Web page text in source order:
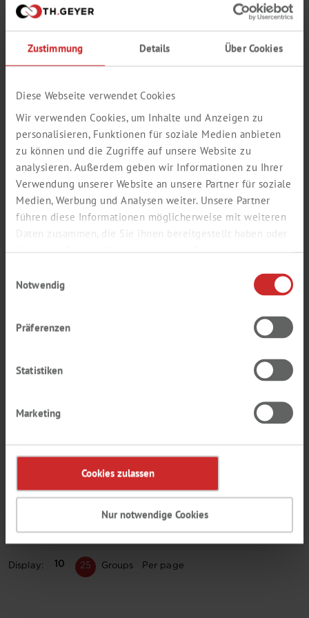
Zustimmung Details Über Cookies
Diese Webseite verwendet Cookies
Wir verwenden Cookies, um Inhalte und Anzeigen zu
personalisieren, Funktionen für soziale Medien anbieten
zu können und die Zugriffe auf unsere Website zu
analysieren. Außerdem geben wir Informationen zu Ihrer
Verwendung unserer Website an unsere Partner für soziale
Medien, Werbung und Analysen weiter. Unsere Partner
führen diese Informationen möglicherweise mit weiteren
Daten zusammen, die Sie ihnen bereitgestellt haben oder
die sie im Rahmen Ihrer Nutzung der Dienste gesammelt
Notwendig
Präferenzen
Statistiken
Marketing
Cookies zulassen
Nur notwendige Cookies
Snap ring seals ND11 are made of PE and are supplied with
fitted septa made of a variety of materials. They are available
in a soft and hard version as well as in different colours. Snap
ring seals are very easy to use, time-saving and inexpensive.
These septa are temperature-resistant from -60 °C to 200 °C
and have better purity than septa made of natural rubber,
butyl or red rubber. However, they have less effective
resealability properties and are therefore more suitable for
single-injection applications....
Description
Hardness
number
* Very low particle formation during penetration thanks to
double-sided PTFE-coating
Other colours of soft and hard caps are available on request.
Display: 10 25 Groups Per page